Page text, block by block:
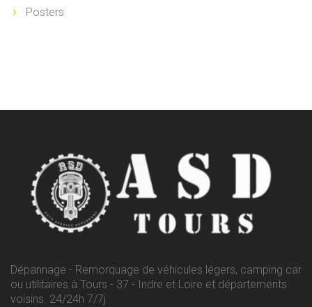
Posters
Dépannage - Remorquage de véhicules légers, camping car
ou utilitaires à Tours - 37 - Indre et Loire et départements
voisins. 24/24h 7/7j